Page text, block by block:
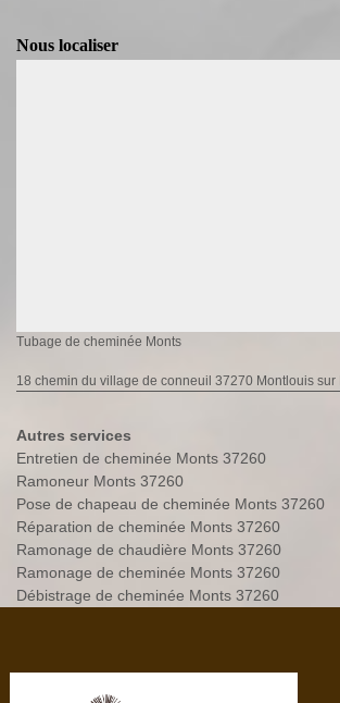
Nous localiser
Tubage de cheminée Monts
18 chemin du village de conneuil 37270 Montlouis sur
Autres services
Entretien de cheminée Monts 37260
Ramoneur Monts 37260
Pose de chapeau de cheminée Monts 37260
Réparation de cheminée Monts 37260
Ramonage de chaudière Monts 37260
Ramonage de cheminée Monts 37260
Débistrage de cheminée Monts 37260